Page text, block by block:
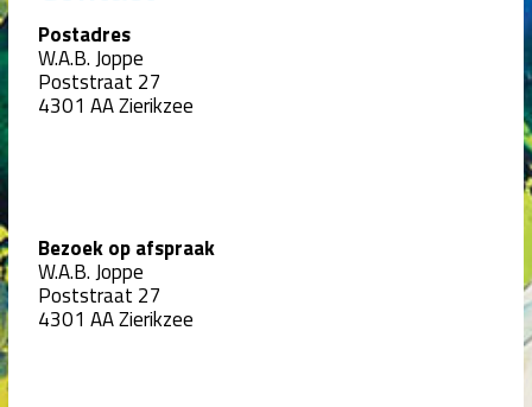
Postadres
W.A.B. Joppe
Poststraat 27
4301 AA Zierikzee
Bezoek op afspraak
W.A.B. Joppe
Poststraat 27
4301 AA Zierikzee